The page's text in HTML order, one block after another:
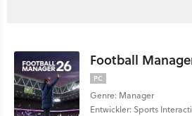
Football
PC
Genre: Manager
Entwickler: Sports